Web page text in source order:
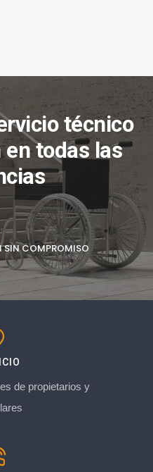
técnico
todas las
SIN COMPROMISO
de propietarios y